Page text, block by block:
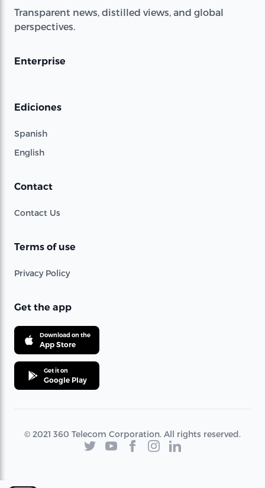
Transparent news, distilled views, and global
perspectives.
Enterprise
Ediciones
Spanish
English
Contact
Contact Us
Terms of use
Privacy Policy
Get the app
Download on the
App Store
Get it on
Google Play
© 2021 360 Telecom Corporation. All rights reserved.